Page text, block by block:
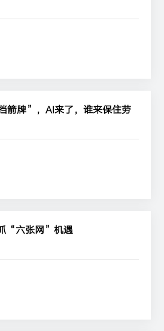
箭牌”，AI来了，谁来保住劳
“六张网”机遇